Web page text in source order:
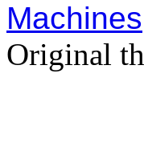
Machines
Original